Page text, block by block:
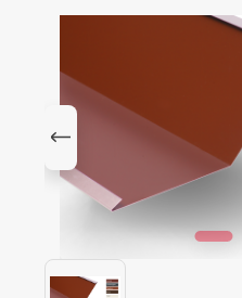
Bildergalerie überspringen